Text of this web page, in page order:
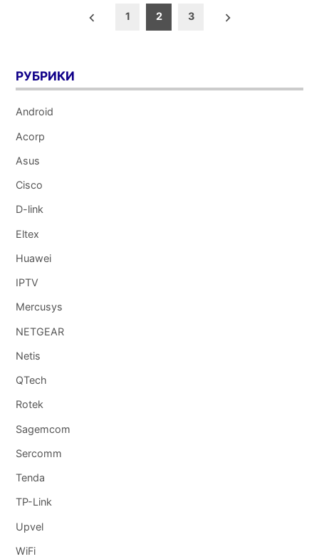
Пагинация
1 2 3
РУБРИКИ
Android
Acorp
Asus
Cisco
D-link
Eltex
Huawei
IPTV
Mercusys
NETGEAR
Netis
QTech
Rotek
Sagemcom
Sercomm
Tenda
TP-Link
Upvel
WiFi